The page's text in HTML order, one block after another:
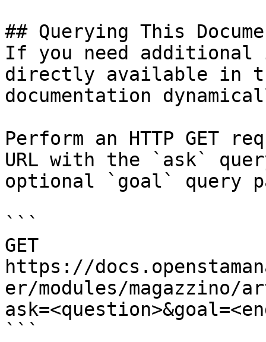
## Querying This
If you need
directly available in
documentation
Perform an HTTP GET
URL with the `ask`
optional `goal` query
```
GET
https://
er/modules/
```